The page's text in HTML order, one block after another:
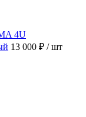
4U
13 000 ₽ / шт